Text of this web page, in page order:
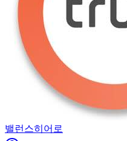
밸런스히어로